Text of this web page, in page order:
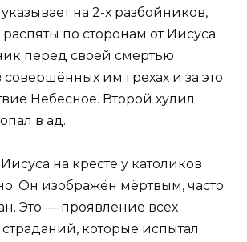
на 2-х разбойников,
по сторонам от Иисуса.
перед своей смертью
совершённых им грехах и за это
Небесное. Второй хулил
в ад.
на кресте у католиков
Он изображён мёртвым, часто
Это — проявление всех
которые испытал